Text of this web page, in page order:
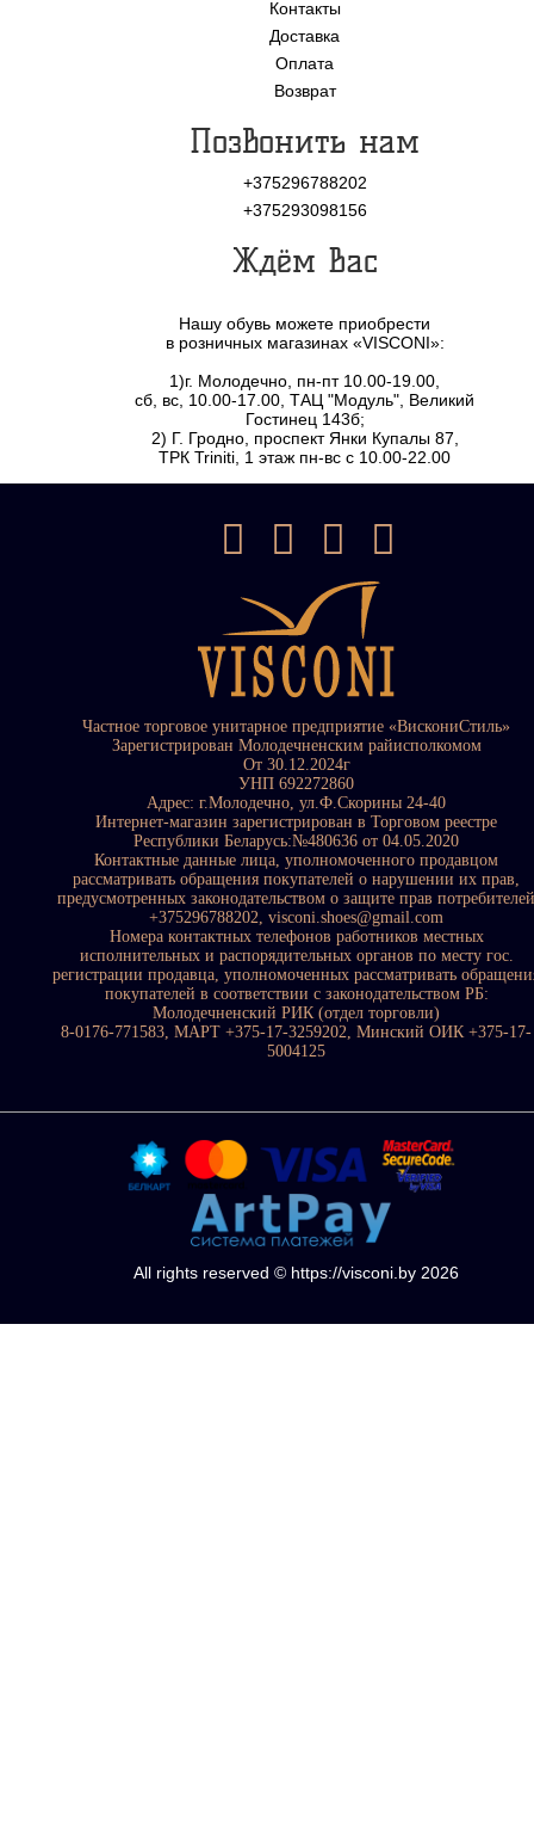
Контакты
Доставка
Оплата
Возврат
Позвонить нам
+375296788202
+375293098156
Ждём Вас
Нашу обувь можете приобрести
в розничных магазинах «VISCONI»:
1)г. Молодечно, пн-пт 10.00-19.00,
сб, вс, 10.00-17.00, ТАЦ "Модуль", Великий
Гостинец 143б;
2) Г. Гродно, проспект Янки Купалы 87,
ТРК Triniti, 1 этаж пн-вс с 10.00-22.00
Частное торговое унитарное предприятие «ВискониСтиль»
Зарегистрирован Молодечненским райисполкомом
От 30.12.2024г
УНП 692272860
Адрес: г.Молодечно, ул.Ф.Скорины 24-40
Интернет-магазин зарегистрирован в Торговом реестре
Республики Беларусь:№480636 от 04.05.2020
Контактные данные лица, уполномоченного продавцом
рассматривать обращения покупателей о нарушении их прав,
предусмотренных законодательством о защите прав потребителей
+375296788202, visconi.shoes@gmail.com
Номера контактных телефонов работников местных
исполнительных и распорядительных органов по месту гос.
регистрации продавца, уполномоченных рассматривать
покупателей в соответствии с законодательством РБ:
Молодечненский РИК (отдел торговли)
8-0176-771583, МАРТ +375-17-3259202, Минский ОИК +375-17-
5004125
All rights reserved © https://visconi.by 2026